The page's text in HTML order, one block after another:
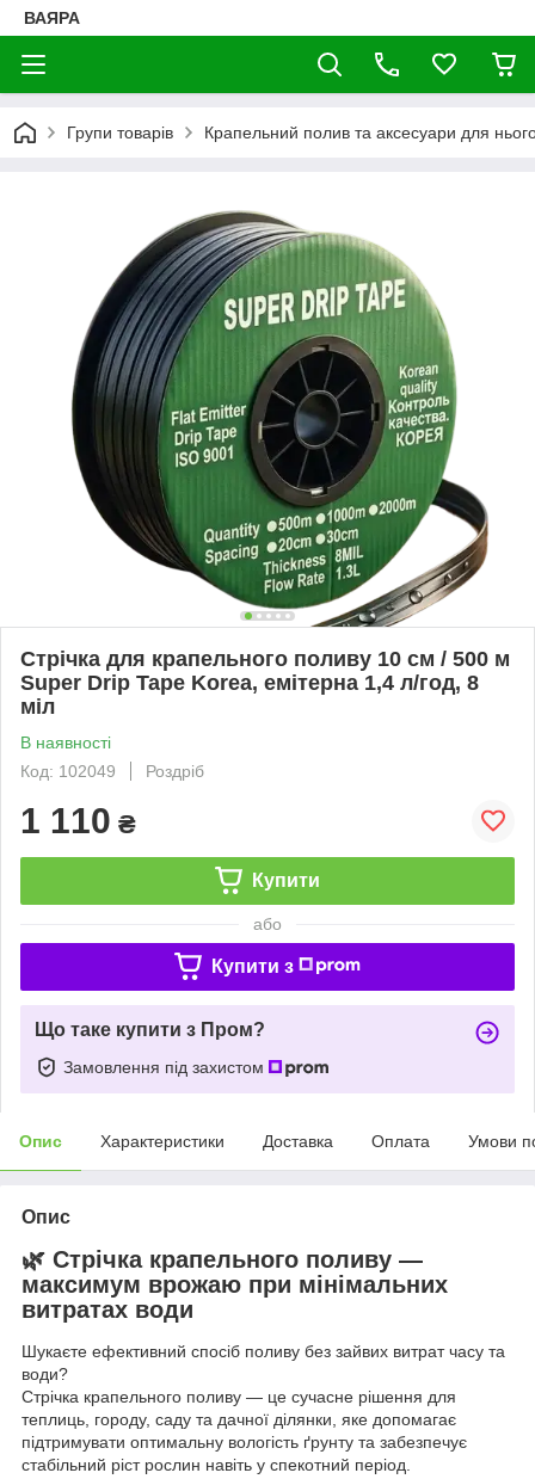
ВАЯРА
Групи товарів Крапельний полив та аксесуари для
Стрічка для крапельного поливу 10 см / 500 м
Super Drip Tape Korea, емітерна 1,4 л/год, 8
міл
В наявності
Код: 102049
Роздріб
1 110 ₴
Купити
або
Купити з
Що таке купити з Пром?
Замовлення під захистом
Опис Характеристики Доставка Оплата Умови
Опис
🌿 Стрічка крапельного поливу —
максимум врожаю при мінімальних
витратах води
Шукаєте ефективний спосіб поливу без зайвих витрат часу та
води?
Стрічка крапельного поливу — це сучасне рішення для
теплиць, городу, саду та дачної ділянки, яке допомагає
підтримувати оптимальну вологість ґрунту та забезпечує
стабільний ріст рослин навіть у спекотний період.